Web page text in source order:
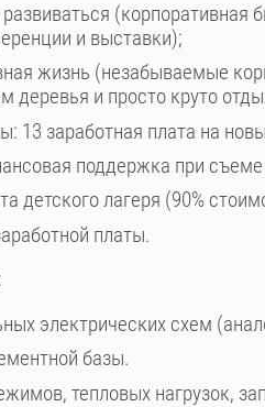
(корпоративная
и выставки);
жизнь (незабываемые
деревья и просто круто
13 заработная плата на
поддержка при
детского лагеря (90%
платы.
электрических схем
базы.
тепловых нагрузок,